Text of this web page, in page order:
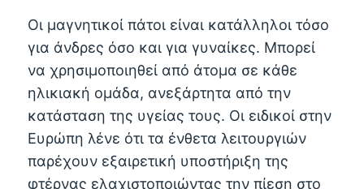
Οι μαγνητικοί πάτοι είναι κατάλληλοι τόσο
για άνδρες όσο και για γυναίκες. Μπορεί
να χρησιμοποιηθεί από άτομα σε κάθε
ηλικιακή ομάδα, ανεξάρτητα από την
κατάσταση της υγείας τους. Οι ειδικοί στην
Ευρώπη λένε ότι τα ένθετα λειτουργιών
παρέχουν εξαιρετική υποστήριξη της
φτέρνας ελαχιστοποιώντας την πίεση στο